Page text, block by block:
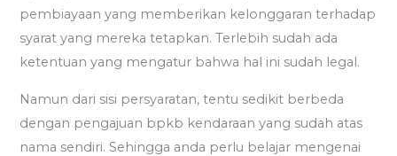
pembiayaan yang memberikan kelonggaran terhadap
syarat yang mereka tetapkan. Terlebih sudah ada
ketentuan yang mengatur bahwa hal ini sudah legal.
Namun dari sisi persyaratan, tentu sedikit berbeda
dengan pengajuan bpkb kendaraan yang sudah atas
nama sendiri. Sehingga anda perlu belajar mengenai